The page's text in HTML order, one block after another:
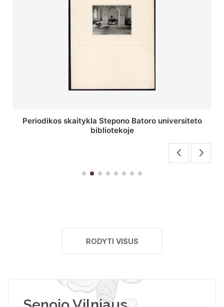
Stepono Batoro universiteto bibliotekos antrojo
aukšto fojė
RODYTI VISUS